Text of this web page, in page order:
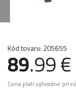
Kód tovaru: 205655
89.99 €
Cena platí výhradne pri